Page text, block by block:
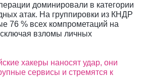
доминировали в категории
атак. На группировки из КНДР
76 % всех компрометаций на
взломы личных
хакеры наносят удар, они
сервисы и стремятся к